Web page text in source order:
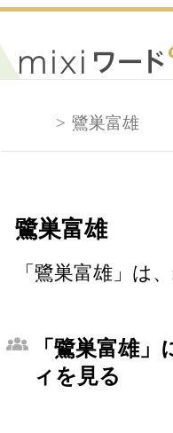
鷺巣富雄
鷺巣富雄
「鷺巣富雄」は
「鷺巣富雄
ィを見る